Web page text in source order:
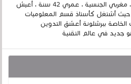
إسمي الكامل الحسين مزواد ، مغربي الجنسية ، عمري 42 سنة ، أعيش
حيث أشتغل كأستاذ قسم المعلوميات
ببرشلونة أعشق التدوين
جديد في عالم التقنية